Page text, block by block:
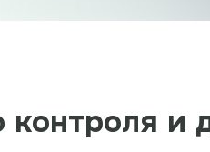
контроля и